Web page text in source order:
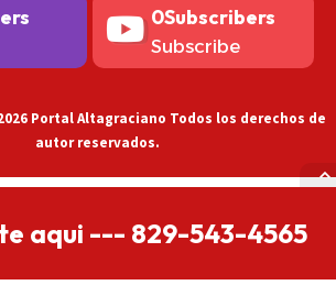
0Subscribers
Subscribe
Portal Altagraciano Todos los derechos de
autor reservados.
aqui --- 829-543-4565